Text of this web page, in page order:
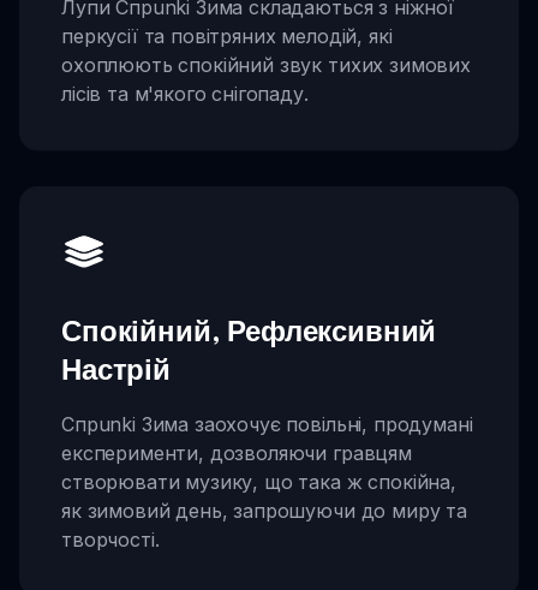
Лупи Спрunki Зима складаються з ніжної
перкусії та повітряних мелодій, які
охоплюють спокійний звук тихих зимових
лісів та м'якого снігопаду.
Спокійний, Рефлексивний
Настрій
Спрunki Зима заохочує повільні, продумані
експерименти, дозволяючи гравцям
створювати музику, що така ж спокійна,
як зимовий день, запрошуючи до миру та
творчості.